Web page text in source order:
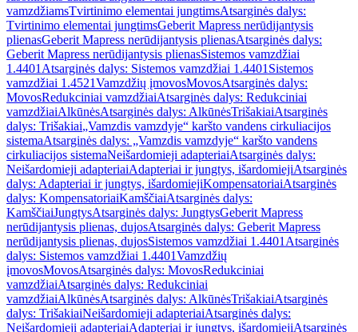
vamzdžiamsTvirtinimo elementai jungtimsAtsarginės dalys:
Tvirtinimo elementai jungtimsGeberit Mapress nerūdijantysis
plienasGeberit Mapress nerūdijantysis plienasAtsarginės dalys:
Geberit Mapress nerūdijantysis plienasSistemos vamzdžiai
1.4401 Atsarginės dalys: Sistemos vamzdžiai 1.4401 Sistemos
vamzdžiai 1.4521Vamzdžių įmovosMovosAtsarginės dalys:
MovosRedukciniai vamzdžiaiAtsarginės dalys: Redukciniai
vamzdžiaiAlkūnėsAtsarginės dalys: AlkūnėsTrišakiaiAtsarginės
dalys: Trišakiai„Vamzdis vamzdyje“ karšto vandens cirkuliacijos
sistemaAtsarginės dalys: „Vamzdis vamzdyje“ karšto vandens
cirkuliacijos sistemaNeišardomieji adapteriaiAtsarginės dalys:
Neišardomieji adapteriaiAdapteriai ir jungtys, išardomiejiAtsarginės
dalys: Adapteriai ir jungtys, išardomiejiKompensatoriaiAtsarginės
dalys: KompensatoriaiKamščiaiAtsarginės dalys:
KamščiaiJungtysAtsarginės dalys: JungtysGeberit Mapress
nerūdijantysis plienas, dujosAtsarginės dalys: Geberit Mapress
nerūdijantysis plienas, dujosSistemos vamzdžiai 1.4401 Atsarginės
dalys: Sistemos vamzdžiai 1.4401Vamzdžių
įmovosMovosAtsarginės dalys: MovosRedukciniai
vamzdžiaiAtsarginės dalys: Redukciniai
vamzdžiaiAlkūnėsAtsarginės dalys: AlkūnėsTrišakiaiAtsarginės
dalys: TrišakiaiNeišardomieji adapteriaiAtsarginės dalys:
Neišardomieji adapteriaiAdapteriai ir jungtys, išardomiejiAtsarginės